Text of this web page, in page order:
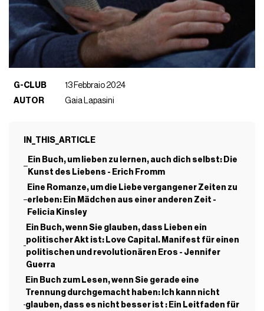
G-CLUB
13 Febbraio 2024
AUTOR
Gaia Lapasini
IN_THIS_ARTICLE
Ein Buch, um lieben zu lernen, auch dich selbst: Die
Kunst des Liebens - Erich Fromm
Eine Romanze, um die Liebe vergangener Zeiten zu
erleben: Ein Mädchen aus einer anderen Zeit -
Felicia Kinsley
Ein Buch, wenn Sie glauben, dass Lieben ein
politischer Akt ist: Love Capital. Manifest für einen
politischen und revolutionären Eros - Jennifer
Guerra
Ein Buch zum Lesen, wenn Sie gerade eine
Trennung durchgemacht haben: Ich kann nicht
glauben, dass es nicht besser ist : Ein Leitfaden für